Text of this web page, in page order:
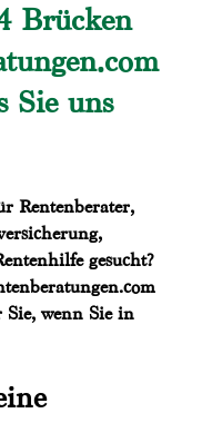
Brücken
Sie uns
Rentenberater,
gesucht?
wenn Sie in